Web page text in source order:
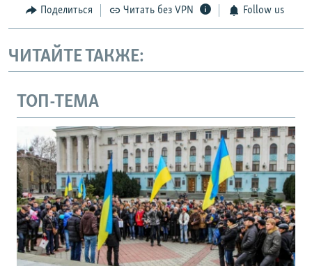
Поделиться Читать без VPN Follow us
ЧИТАЙТЕ ТАКЖЕ:
ТОП-ТЕМА